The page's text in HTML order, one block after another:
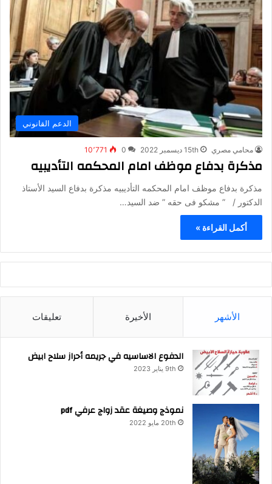
الدعم القانوني
محامي مصري 15th ديسمبر 2022 0 10٬771
مذكرة بدفاع موظف امام المحكمه التأديبيه
مذكرة بدفاع موظف امام المحكمه التأديبيه مذكرة بدفاع السيد الأستاذ
الدكتور / ” مشكو فى حقه ” ضد السيد…
أكمل القراءة »
الأشهر الأخيرة تعليقات
الدفوع الاساسيه في جريمه أحراز سلاح ابيض
9th يناير 2023
نموذج وصيغة عقد زواج عرفي pdf
20th مايو 2022